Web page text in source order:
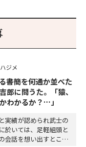
ジメ
書簡を何通か並べた
郎に問うた。「猿、
わかるか？…」
実績が認められ武士の
於いては、足軽組頭と
会話を想い出すとこん